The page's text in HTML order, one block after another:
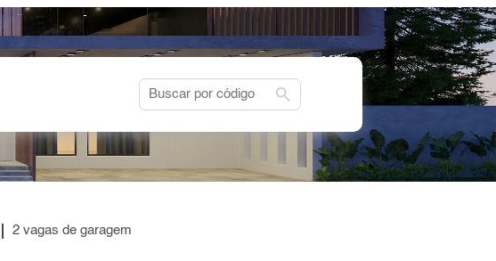
search
2 vagas de garagem